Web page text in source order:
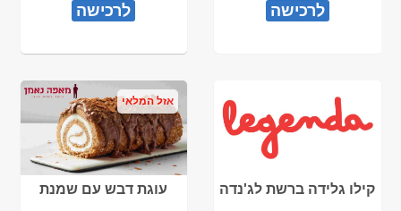
לרכישה לרכישה
קילו גלידה ברשת לג'נדה עוגת דבש עם שמנת
אזל המלאי